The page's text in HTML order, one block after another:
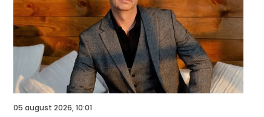
05 august 2026, 10:01